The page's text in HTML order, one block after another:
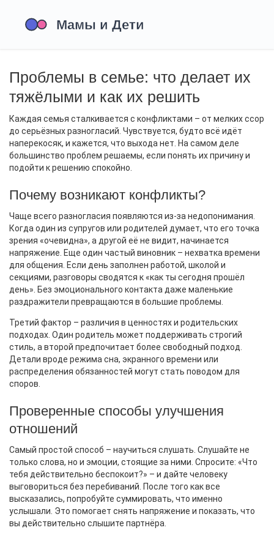
Проблемы в семье: что делает их
тяжёлыми и как их решить
Каждая семья сталкивается с конфликтами – от мелких ссор
до серьёзных разногласий. Чувствуется, будто всё идёт
наперекосяк, и кажется, что выхода нет. На самом деле
большинство проблем решаемы, если понять их причину и
подойти к решению спокойно.
Почему возникают конфликты?
Чаще всего разногласия появляются из‑за недопонимания.
Когда один из супругов или родителей думает, что его точка
зрения «очевидна», а другой её не видит, начинается
напряжение. Еще один частый виновник – нехватка времени
для общения. Если день заполнен работой, школой и
секциями, разговоры сводятся к «как ты сегодня прошёл
день». Без эмоционального контакта даже маленькие
раздражители превращаются в большие проблемы.
Третий фактор – различия в ценностях и родительских
подходах. Один родитель может поддерживать строгий
стиль, а второй предпочитает более свободный подход.
Детали вроде режима сна, экранного времени или
распределения обязанностей могут стать поводом для
споров.
Проверенные способы улучшения
отношений
Самый простой способ – научиться слушать. Слушайте не
только слова, но и эмоции, стоящие за ними. Спросите: «Что
тебя действительно беспокоит?» – и дайте человеку
выговориться без перебиваний. После того как все
высказались, попробуйте суммировать, что именно
услышали. Это помогает снять напряжение и показать, что
вы действительно слышите партнёра.